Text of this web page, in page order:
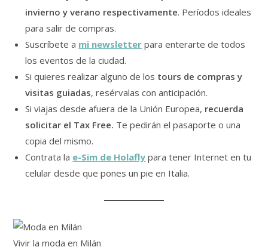
invierno y verano respectivamente. Períodos ideales
para salir de compras.
Suscríbete a mi newsletter para enterarte de todos
los eventos de la ciudad.
Si quieres realizar alguno de los tours de compras y
visitas guiadas, resérvalas con anticipación.
Si viajas desde afuera de la Unión Europea, recuerda
solicitar el Tax Free. Te pedirán el pasaporte o una
copia del mismo.
Contrata la e-Sim de Holafly para tener Internet en tu
celular desde que pones un pie en Italia.
Vivir la moda en Milán